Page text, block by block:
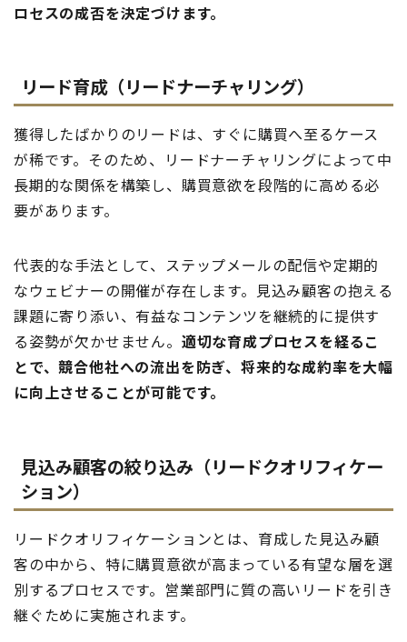
ロセスの成否を決定づけます。
リード育成（リードナーチャリング）
獲得したばかりのリードは、すぐに購買へ至るケース
が稀です。そのため、リードナーチャリングによって中
長期的な関係を構築し、購買意欲を段階的に高める必
要があります。
代表的な手法として、ステップメールの配信や定期的
なウェビナーの開催が存在します。見込み顧客の抱える
課題に寄り添い、有益なコンテンツを継続的に提供す
る姿勢が欠かせません。 適切な育成プロセスを経るこ
とで、競合他社への流出を防ぎ、将来的な成約率を大幅
に向上させることが可能です。
見込み顧客の絞り込み（リードクオリフィケー
ション）
リードクオリフィケーションとは、育成した見込み顧
客の中から、特に購買意欲が高まっている有望な層を選
別するプロセスです。営業部門に質の高いリードを引き
継ぐために実施されます。